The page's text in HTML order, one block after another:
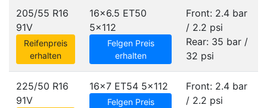
205/55 R16
91V
Reifenpreis
erhalten
16x6.5 ET50
5x112
Felgen Preis
erhalten
Front: 2.4 bar
/ 2.2 psi
Rear: 35 bar /
32 psi
225/50 R16
91V
16x7 ET54 5x112
Felgen Preis
Front: 2.4 bar
/ 2.2 psi